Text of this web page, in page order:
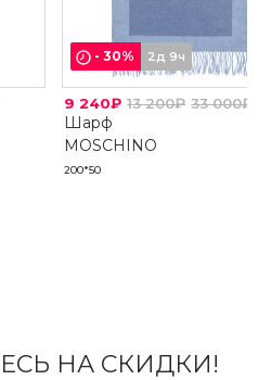
-30% 2д 9ч
9 240₽ 13 200₽ 33 000₽
Шарф
MOSCHINO
200*50
НА СКИДКИ!